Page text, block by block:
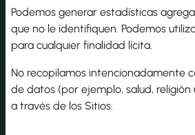
Podemos generar estadísticas
que no le identifiquen. Podemos
para cualquier finalidad lícita.
No recopilamos intencionadamente
de datos (por ejemplo, salud, religión
a través de los Sitios.